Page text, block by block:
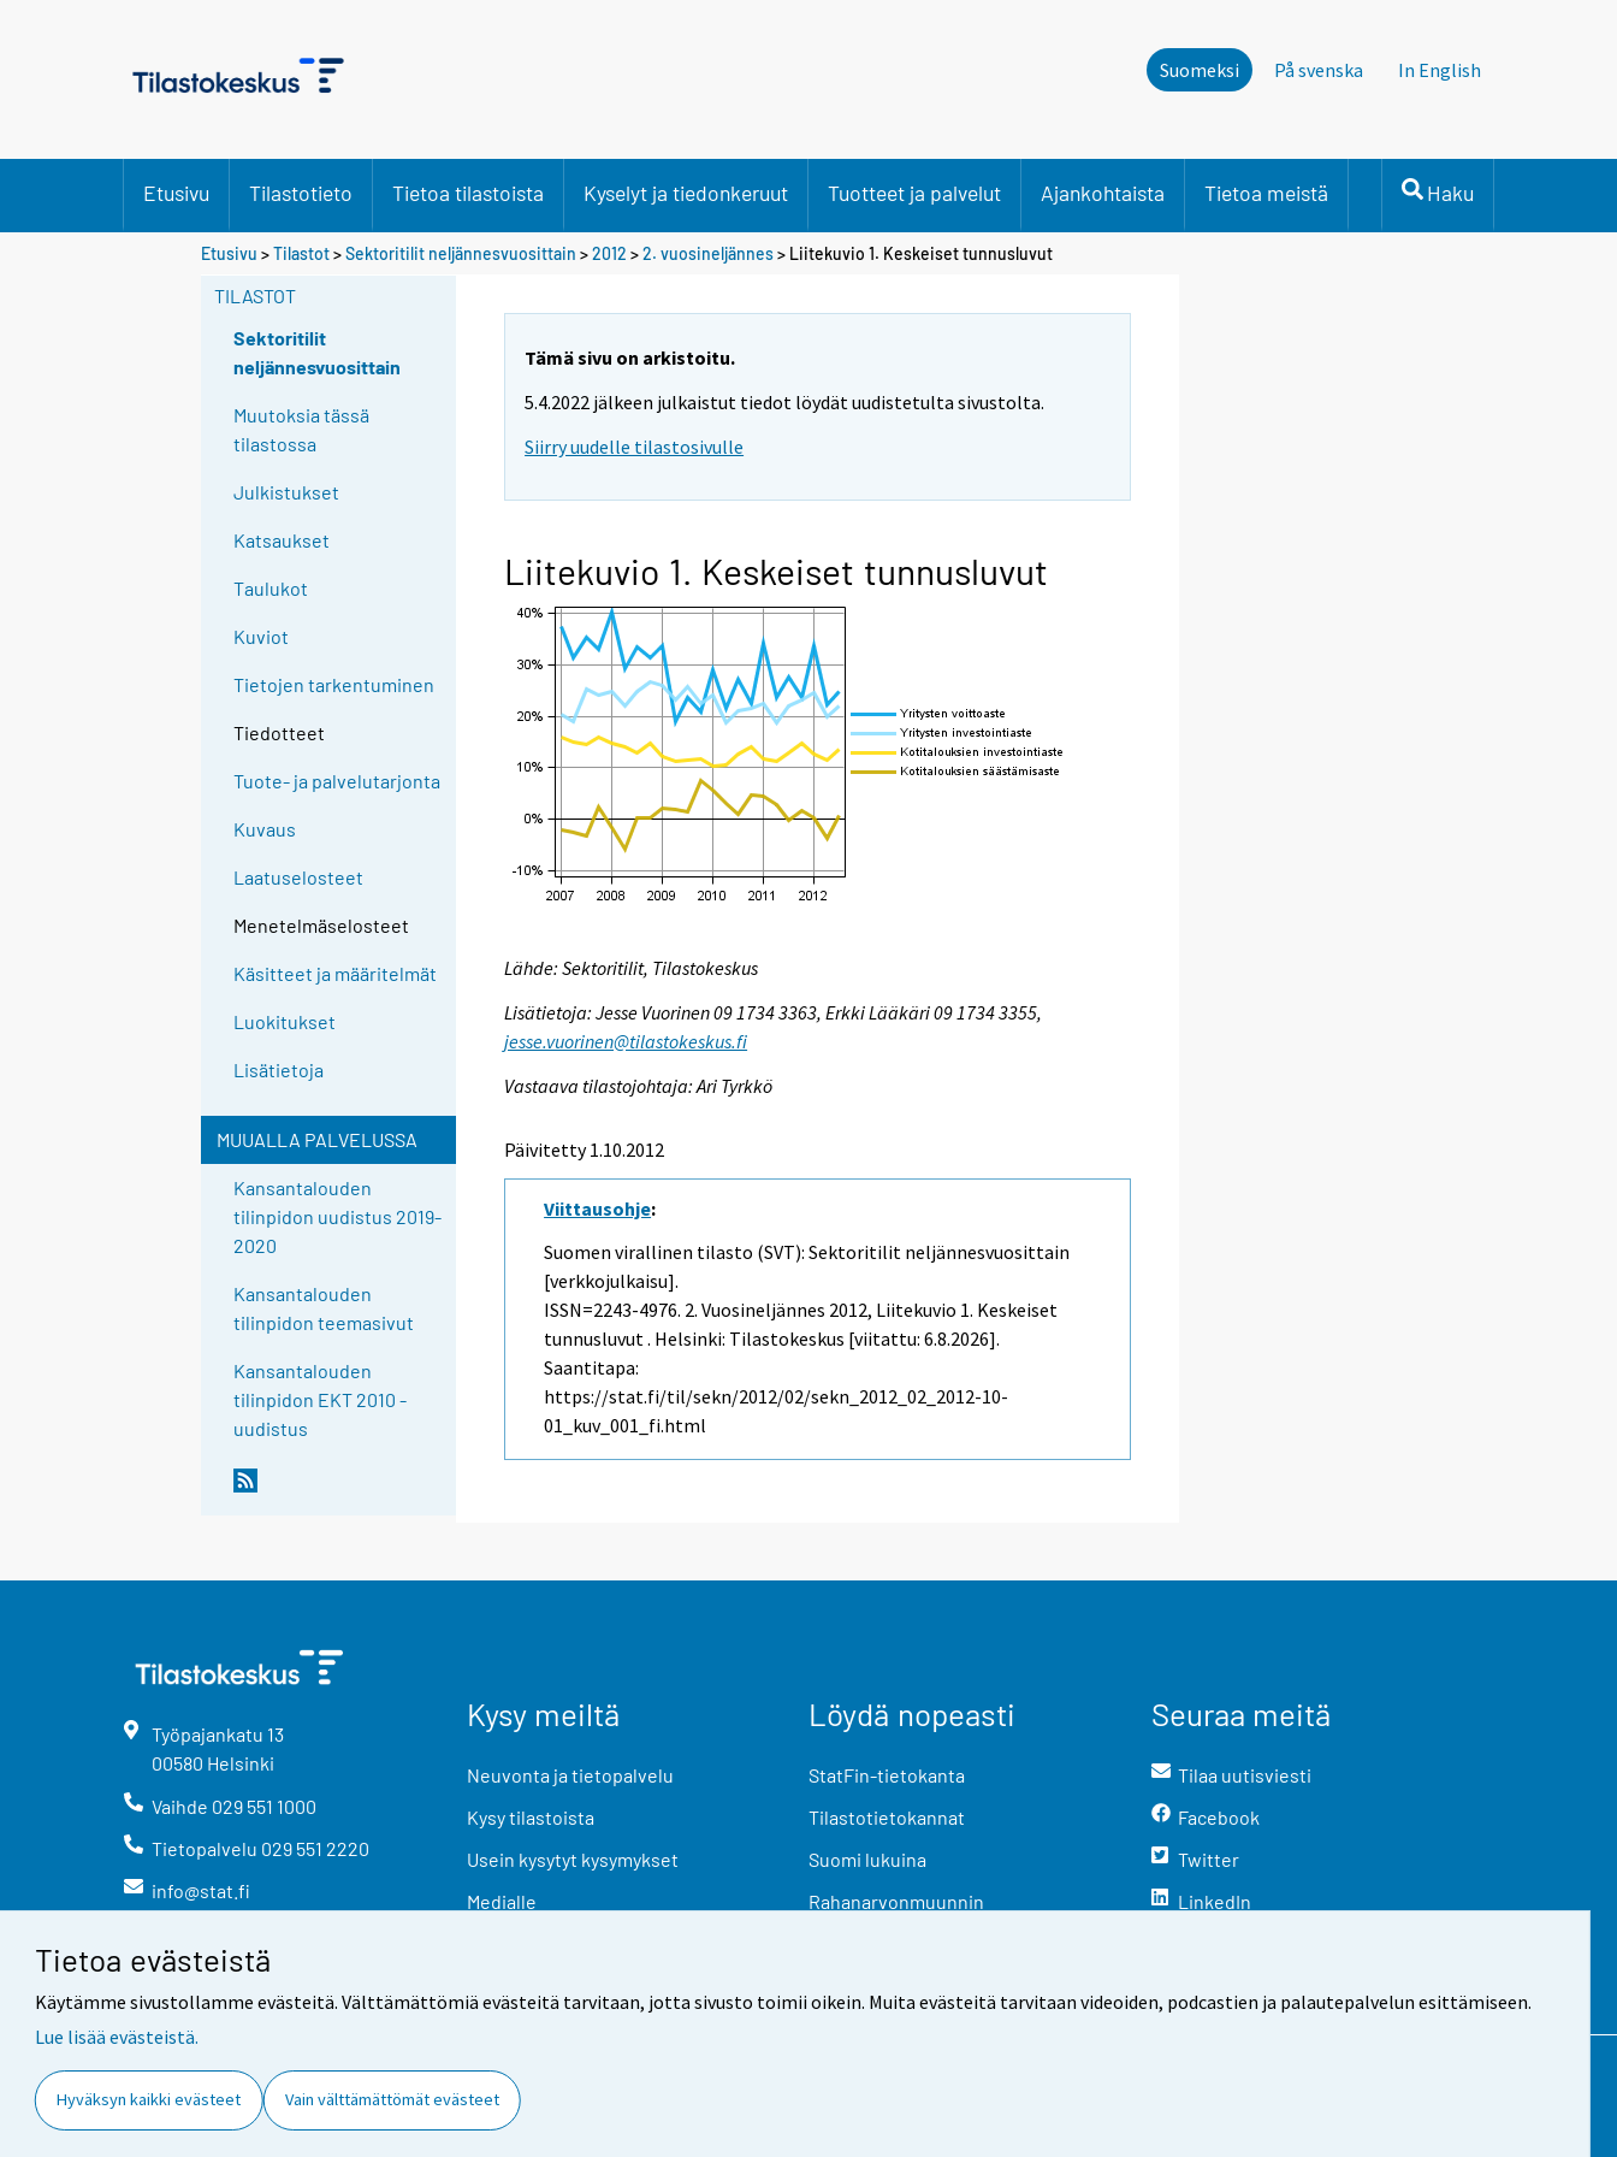
Tietoa evästeistä
Käytämme sivustollamme evästeitä. Välttämättömiä evästeitä tarvitaan, jotta sivusto toimii oikein. Muita evästeitä tarvitaan videoiden, podcastien ja palautepalvelun esittämiseen.
Lue lisää evästeistä.
Hyväksyn kaikki evästeet Vain välttämättömät evästeet
Suomeksi På svenska In English
Etusivu Tilastotieto Tietoa tilastoista Kyselyt ja tiedonkeruut Tuotteet ja palvelut Ajankohtaista Tietoa meistä Haku
Etusivu >Tilastot>Sektoritilit neljännesvuosittain >2012 >2. vuosineljännes> Liitekuvio 1. Keskeiset tunnusluvut
TILASTOT
Sektoritilit
neljännesvuosittain
Muutoksia tässä
tilastossa
Julkistukset
Katsaukset
Taulukot
Kuviot
Tietojen tarkentuminen
Tiedotteet
Tuote- ja palvelutarjonta
Kuvaus
Laatuselosteet
Menetelmäselosteet
Käsitteet ja määritelmät
Luokitukset
Lisätietoja
MUUALLA PALVELUSSA
Kansantalouden
tilinpidon uudistus 2019-
2020
Kansantalouden
tilinpidon teemasivut
Kansantalouden
tilinpidon EKT 2010 -
uudistus
Tämä sivu on arkistoitu.
5.4.2022 jälkeen julkaistut tiedot löydät uudistetulta sivustolta.
Siirry uudelle tilastosivulle
Liitekuvio 1. Keskeiset tunnusluvut
Lähde: Sektoritilit, Tilastokeskus
Lisätietoja: Jesse Vuorinen 09 1734 3363, Erkki Lääkäri 09 1734 3355,
jesse.vuorinen@tilastokeskus.fi
Vastaava tilastojohtaja: Ari Tyrkkö
Päivitetty 1.10.2012
Viittausohje:
Suomen virallinen tilasto (SVT): Sektoritilit neljännesvuosittain
[verkkojulkaisu].
ISSN=2243-4976. 2. Vuosineljännes 2012, Liitekuvio 1. Keskeiset
tunnusluvut . Helsinki: Tilastokeskus [viitattu: 6.8.2026].
Saantitapa:
https://stat.fi/til/sekn/2012/02/sekn_2012_02_2012-10-
01_kuv_001_fi.html
Työpajankatu 13
00580 Helsinki
Vaihde 029 551 1000
Tietopalvelu 029 551 2220
info@stat.fi
Kysy meiltä
Neuvonta ja tietopalvelu
Kysy tilastoista
Usein kysytyt kysymykset
Medialle
Löydä nopeasti
StatFin-tietokanta
Tilastotietokannat
Suomi lukuina
Rahanarvonmuunnin
Seuraa meitä
Tilaa uutisviesti
Facebook
Twitter
LinkedIn
Yhteystiedot Palaute